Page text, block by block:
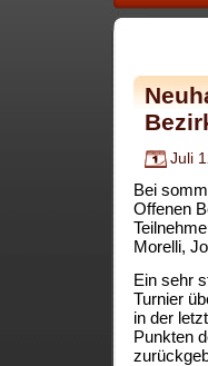
Juli
Bei
Offenen
Morelli,
Ein sehr
Turnier
in der
Punkten